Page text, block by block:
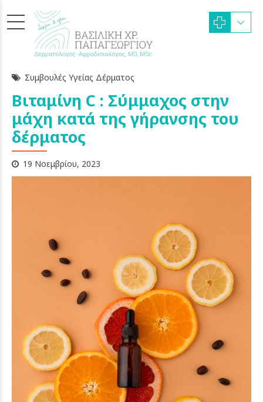
Συμβουλές Υγείας Δέρματος
Βιταμίνη C : Σύμμαχος στην
μάχη κατά της γήρανσης του
δέρματος
19 Νοεμβρίου, 2023